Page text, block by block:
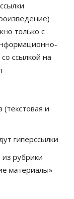
на 2,6
на
только с
ссылкой на
и
гиперссылки
рубрики
материалы»